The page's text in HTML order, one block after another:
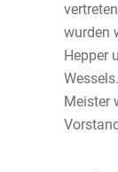
wurden
Hepper
Meister